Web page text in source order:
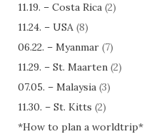
11.19. – Costa Rica (2)
11.24. – USA (8)
06.22. – Myanmar (7)
11.29. – St. Maarten (2)
07.05. – Malaysia (3)
11.30. – St. Kitts (2)
*How to plan a worldtrip*